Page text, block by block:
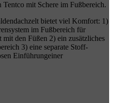
Tentco mit Schere im Fußbereich.
bietet viel Komfort: 1)
im Fußbereich für
mit den Füßen 2) ein zusätzliches
3) eine separate Stoff-
Einführungeiner